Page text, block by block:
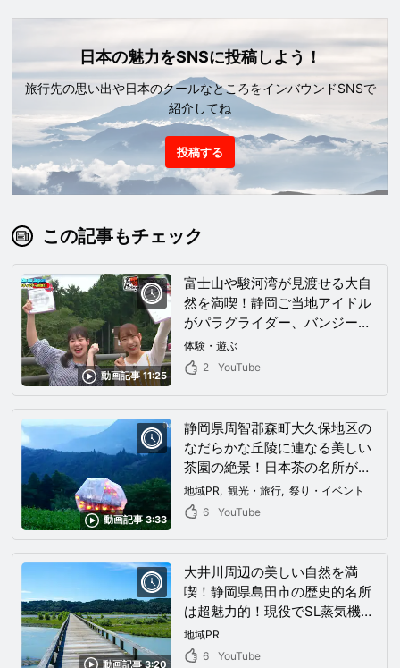
日本の魅力をSNSに投稿しよう！
旅行先の思い出や日本のクールなところをインバウンドSNSで
紹介してね
投稿する
この記事もチェック
動画記事 11:25
富士山や駿河湾が見渡せる大自
然を満喫！静岡ご当地アイドル
がパラグライダー、バンジージ
ャンプなどの静岡県富士市のア
クティビティに挑戦！
体験・遊ぶ
2
YouTube
動画記事 3:33
静岡県周智郡森町大久保地区の
なだらかな丘陵に連なる美しい
茶園の絶景！日本茶の名所が魅
せるこの地にはあなたの心に響
く何かがある！
地域PR 観光・旅行
祭り・イベント
6
YouTube
動画記事 3:20
大井川周辺の美しい自然を満
喫！静岡県島田市の歴史的名所
は超魅力的！現役でSL蒸気機関
車が駆け抜ける街へ出かけよ
う！
地域PR
6
YouTube